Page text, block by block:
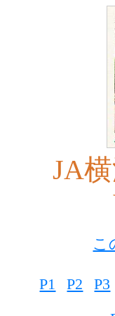
JA
こ
P1 P2 P3